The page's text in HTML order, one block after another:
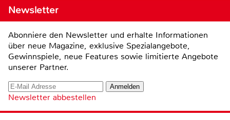
Newsletter
Abonniere den Newsletter und erhalte Informationen
über neue Magazine, exklusive Spezialangebote,
Gewinnspiele, neue Features sowie limitierte Angebote
unserer Partner.
Newsletter abbestellen